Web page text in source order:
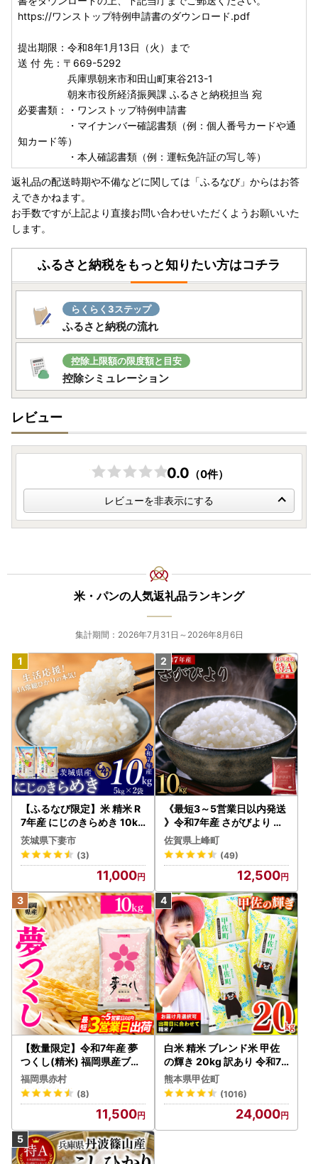
https://ワンストップ特例申請書のダウンロード.pdf
提出期限：令和8年1月13日（火）まで
送 付 先：〒669-5292
兵庫県朝来市和田山町東谷213-1
朝来市役所経済振興課 ふるさと納税担当 宛
必要書類：・ワンストップ特例申請書
・マイナンバー確認書類（例：個人番号カードや通
知カード等）
・本人確認書類（例：運転免許証の写し等）
返礼品の配送時期や不備などに関しては「ふるなび」からはお答
えできかねます。
お手数ですが上記より直接お問い合わせいただくようお願いいた
します。
ふるさと納税をもっと知りたい方はコチラ
らくらく3ステップ
ふるさと納税の流れ
控除上限額の限度額と目安
控除シミュレーション
レビュー
0.0 （0件）
レビューを非表示にする
米・パンの人気返礼品ランキング
集計期間：2026年7月31日～2026年8月6日
【ふるなび限定】米 精米 R
7年産 にじのきらめき 10kg
10月 FN-Limited-PR
茨城県下妻市
(3)
11,000
《最短3～5営業日以内発送
》令和7年産 さがびより 佐
賀県産（精米）10kg
佐賀県上峰町
(49)
12,500
【数量限定】令和7年産 夢
つくし(精米) 福岡県産ブラ
ンド米 10kg (品番:3X11R7)
福岡県赤村
(8)
11,500
白米 精米 ブレンド米 甲佐
の輝き 20kg 訳あり 令和7
年産 【価格改定ZS】
熊本県甲佐町
(1016)
24,000